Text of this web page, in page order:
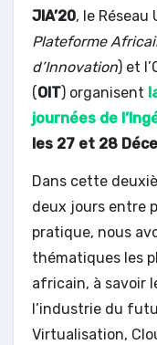
JIA’20, le
Plateforme
d’Innovation) et
(OIT) organisent
journées de
les 27 et 28
Dans cette
deux jours entre
pratique, nous
thématiques les
africain, à savoir
l’industrie du
Virtualisation,